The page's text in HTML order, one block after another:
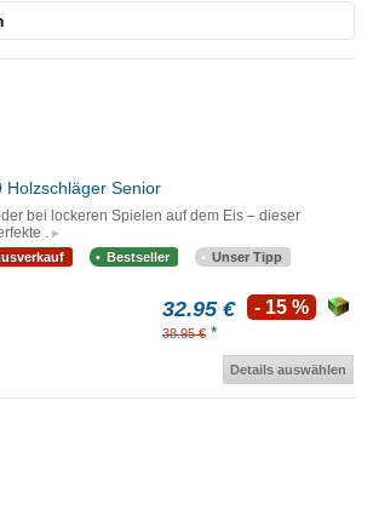
Holzschläger Senior
bei lockeren Spielen auf dem Eis – dieser
.
Bestseller Unser Tipp
32.95 €
38.95 € *
- 15 %
Details auswählen